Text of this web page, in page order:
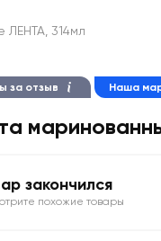
ЛЕНТА, 314мл
за отзыв Наша
закончился
похожие товары